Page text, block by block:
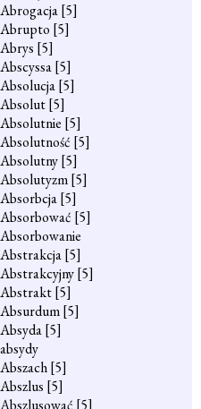
Abrogacja[5]
Abrupto [5]
Abrys [5]
Abscyssa[5]
Absolucja[5]
Absolut[5]
Absolutnie [5]
Absolutność [5]
Absolutny[5]
Absolutyzm[5]
Absorbcja[5]
Absorbować [5]
Absorbowanie
Abstrakcja[5]
Abstrakcyjny[5]
Abstrakt[5]
Absurdum[5]
Absyda[5]
absydy
Abszach[5]
Abszlus [5]
Abszlusować [5]